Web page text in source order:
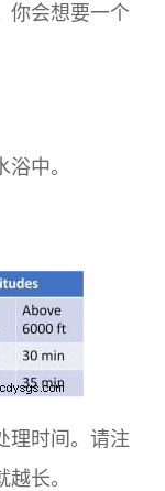
你会想要一个
中。
理时间。请注
长。